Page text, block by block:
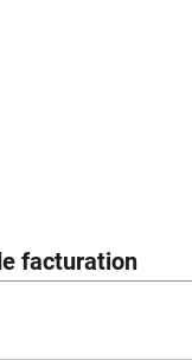
facturation